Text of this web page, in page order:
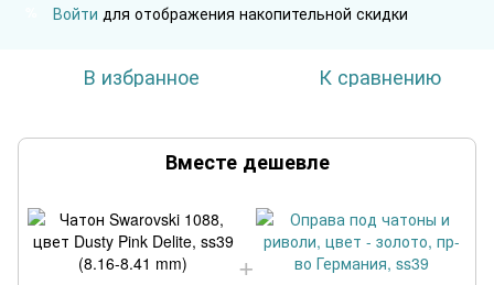
Войти для отображения накопительной скидки
В избранное К сравнению
Вместе дешевле